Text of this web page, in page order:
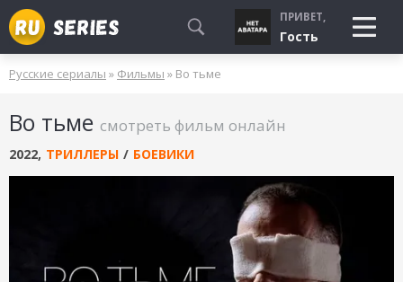
СМОТРЮ
БУДУ СМОТРЕТЬ
УЖЕ СМОТРЕЛ
ПРИВЕТ,
Гость
Русские сериалы » Фильмы » Во тьме
Во тьме смотреть фильм онлайн
2022, ТРИЛЛЕРЫ / БОЕВИКИ